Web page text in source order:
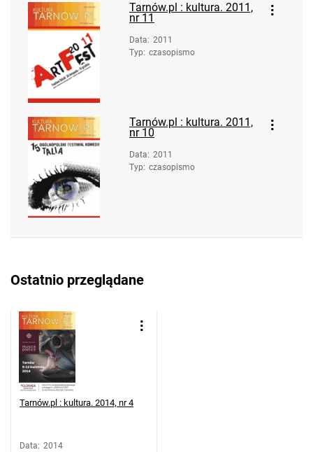
Tarnów.pl : kultura. 2011,
nr 11
Data: 2011
Typ: czasopismo
Tarnów.pl : kultura. 2011,
nr 10
Data: 2011
Typ: czasopismo
Ostatnio przeglądane
Tarnów.pl : kultura. 2014, nr 4
Data: 2014